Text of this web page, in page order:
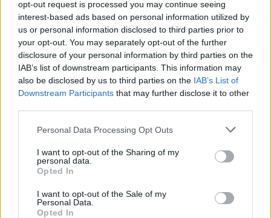
opt-out request is processed you may continue seeing
interest-based ads based on personal information utilized by
us or personal information disclosed to third parties prior to
your opt-out. You may separately opt-out of the further
disclosure of your personal information by third parties on the
IAB’s list of downstream participants. This information may
also be disclosed by us to third parties on the IAB’s List of
Downstream Participants that may further disclose it to other
Personal Data Processing Opt Outs
I want to opt-out of the Sharing of my
personal data.
Opted In
I want to opt-out of the Sale of my
Personal Data.
Opted In
Na Slovensku jsou stovky znečištěných lokalit, které
představují riziko pro životní prostředí. Program sanace
některých z nich Slovensko dříve zahájilo s využitím peněz
z evropských fondů.
reklama